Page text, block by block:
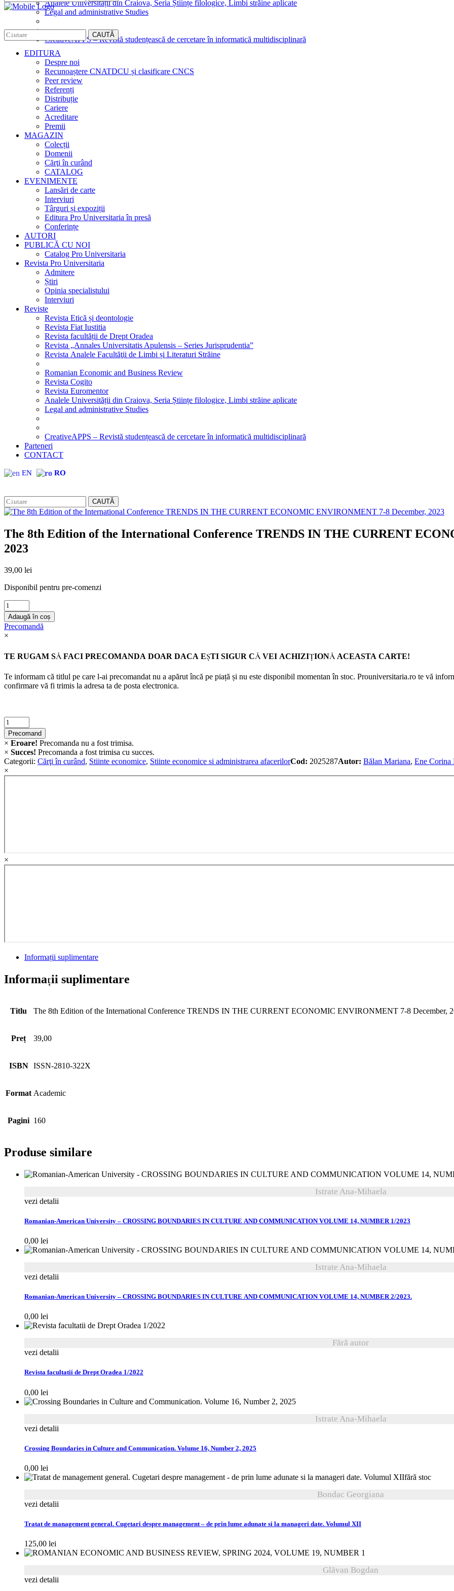
Analele Universității din Craiova, Seria Științe filologice, Limbi străine aplicate
Legal and administrative Studies
CreativeAPPS – Revistă studențească de cercetare în informatică multidisciplinară
CAUTĂ
EDITURA
Despre noi
Recunoaștere CNATDCU și clasificare CNCS
Peer review
Referenți
Distribuție
Cariere
Acreditare
Premii
MAGAZIN
Colecții
Domenii
Cărţi în curând
CATALOG
EVENIMENTE
Lansări de carte
Interviuri
Târguri și expoziții
Editura Pro Universitaria în presă
Conferințe
AUTORI
PUBLICĂ CU NOI
Catalog Pro Universitaria
Revista Pro Universitaria
Admitere
Știri
Opinia specialistului
Interviuri
Reviste
Revista Etică și deontologie
Revista Fiat Iustitia
Revista facultății de Drept Oradea
Revista „Annales Universitatis Apulensis – Series Jurisprudentia”
Revista Analele Facultăţii de Limbi și Literaturi Străine
Romanian Economic and Business Review
Revista Cogito
Revista Euromentor
Analele Universității din Craiova, Seria Științe filologice, Limbi străine aplicate
Legal and administrative Studies
CreativeAPPS – Revistă studențească de cercetare în informatică multidisciplinară
Parteneri
CONTACT
EN RO
CAUTĂ
The 8th Edition of the International Conference TRENDS IN THE CURRENT
2023
39,00 lei
Disponibil pentru pre-comenzi
The
8th
Edition
of
Conference
IN
THE
7-
8
December,
2023
quantity
Adaugă în coș
Precomandă
×
TE RUGAM SĂ FACI PRECOMANDA DOAR DACA EȘTI SIGUR CĂ VEI ACHIZIȚIONĂ ACEASTA CARTE!
Te informam că titlul pe care l-ai precomandat nu a apărut încă pe piață și nu este disponibil momentan în stoc. Prouniversitaria.ro te vă
confirmare vă fi trimis la adresa ta de posta electronica.
Criminalistica
quantity
Precomand
× Eroare! Precomanda nu a fost trimisa.
× Succes! Precomanda a fost trimisa cu succes.
Categorii: Cărţi în curând, Stiinte economice, Stiinte economice si administrarea afacerilorCod: 2025287Autor: Bălan Mariana, Ene Corina
×
×
Informații suplimentare
Informații suplimentare
Titlu The 8th Edition of the International Conference TRENDS IN THE CURRENT ECONOMIC ENVIRONMENT 7-8 December,
Preț 39,00
ISBN ISSN-2810-322X
Format Academic
Pagini 160
Produse similare
Istrate Ana-Mihaela
vezi detalii
Romanian-American University – CROSSING BOUNDARIES IN CULTURE AND COMMUNICATION VOLUME 14, NUMBER 1/2023
0,00 lei
Istrate Ana-Mihaela
vezi detalii
Romanian-American University – CROSSING BOUNDARIES IN CULTURE AND COMMUNICATION VOLUME 14, NUMBER 2/2023.
0,00 lei
Fără autor
vezi detalii
Revista facultatii de Drept Oradea 1/2022
0,00 lei
Istrate Ana-Mihaela
vezi detalii
Crossing Boundaries in Culture and Communication. Volume 16, Number 2, 2025
0,00 lei
fără stoc
Bondac Georgiana
vezi detalii
Tratat de management general. Cugetari despre management – de prin lume adunate si la manageri date. Volumul XII
125,00 lei
Glăvan Bogdan
vezi detalii